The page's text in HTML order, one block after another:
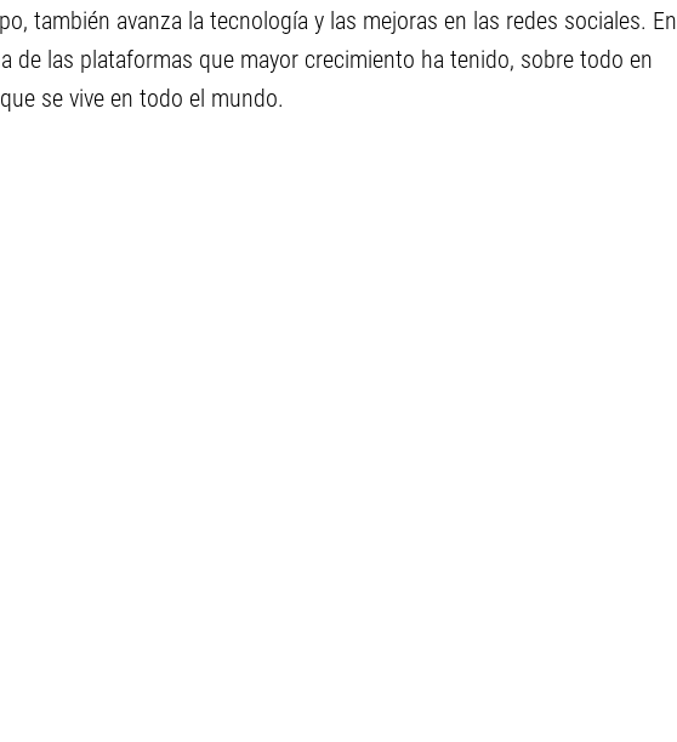
también avanza la tecnología y las mejoras en las redes sociales. En
de las plataformas que mayor crecimiento ha tenido, sobre todo en
se vive en todo el mundo.